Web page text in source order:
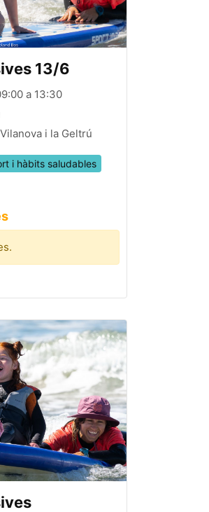
13/6
a 13:30
i la Geltrú
i hàbits saludables